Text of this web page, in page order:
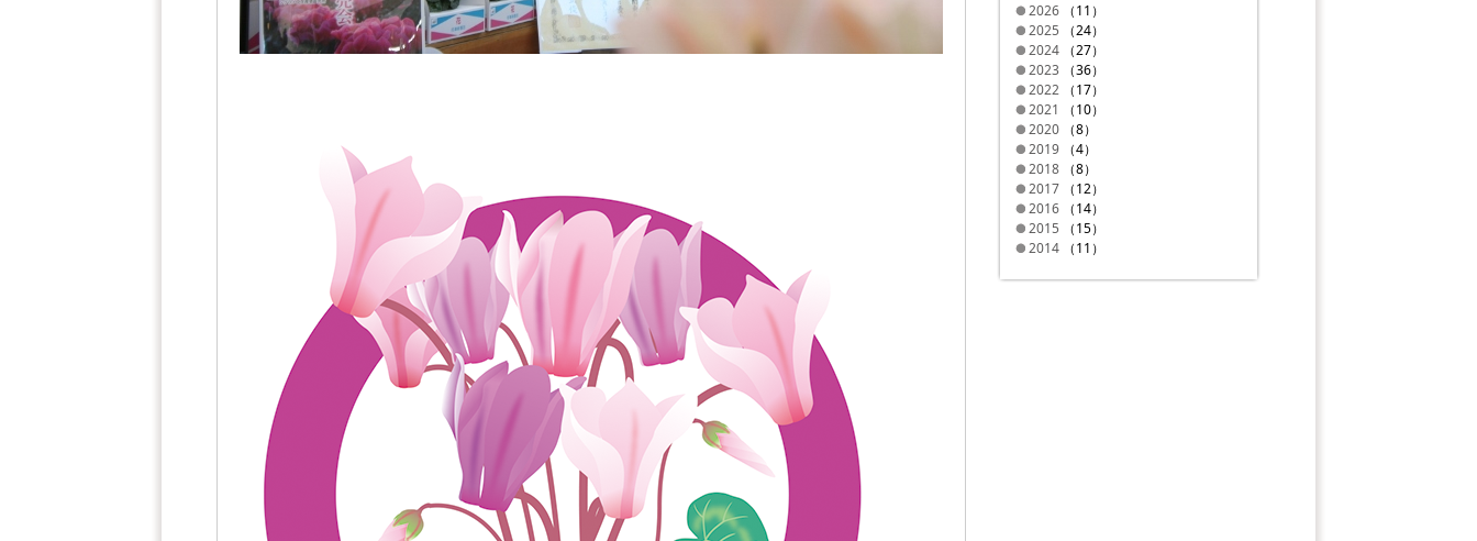
2026 （11）
2025 （24）
2024 （27）
2023 （36）
2022 （17）
2021
（10）
2020 （8）
2019 （4）
2018 （8）
2017 （12）
2016 （14）
2015 （15）
2014 （11）